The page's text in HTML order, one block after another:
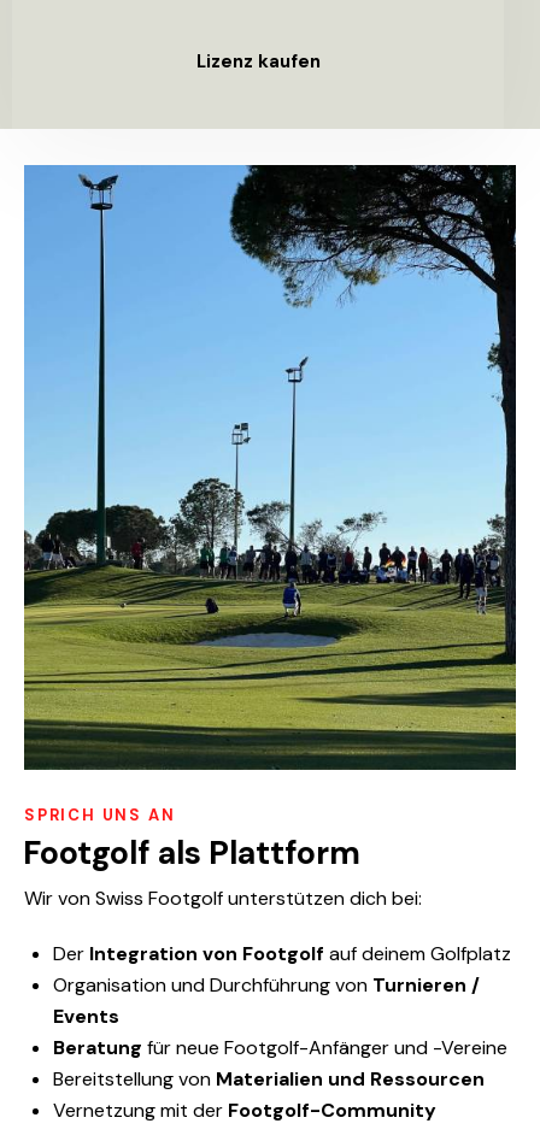
Lizenz kaufen
SPRICH UNS AN
Footgolf als Plattform
Wir von Swiss Footgolf unterstützen dich bei:
Der Integration von Footgolf auf deinem Golfplatz
Organisation und Durchführung von Turnieren /
Events
Beratung für neue Footgolf-Anfänger und -Vereine
Bereitstellung von Materialien und Ressourcen
Vernetzung mit der Footgolf-Community